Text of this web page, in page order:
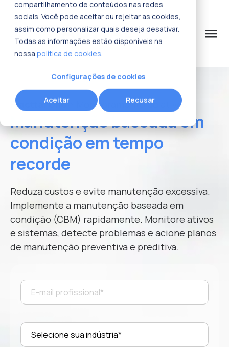
compartilhamento de conteúdos nas redes
sociais. Você pode aceitar ou rejeitar as cookies,
assim como personalizar quais deseja desativar.
Todas as informações estão disponíveis na
nossa política de cookies.
Configurações de cookies
Aceitar Recusar
menu
o que procura?
Fracttal One> Monitoramento de ativos
Manutenção baseada em
condição em tempo
recorde
Reduza custos e evite manutenção excessiva.
Implemente a manutenção baseada em
condição (CBM) rapidamente. Monitore ativos
e sistemas, detecte problemas e acione planos
de manutenção preventiva e preditiva.